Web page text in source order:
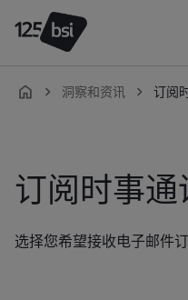
洞察和资讯 订阅
订阅时事通
选择您希望接收电子邮件订